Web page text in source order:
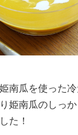
南瓜を使った
姫南瓜のしっ
た！